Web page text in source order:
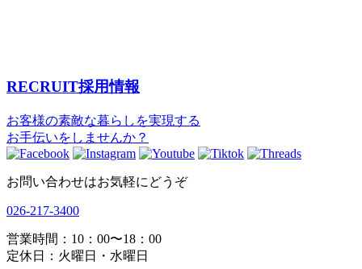
RECRUIT採用情報
お客様の素敵な暮らしを実現する
お手伝いをしませんか？
お問い合わせはお気軽にどうぞ
026-217-3400
営業時間：10：00〜18：00
定休日：火曜日・水曜日